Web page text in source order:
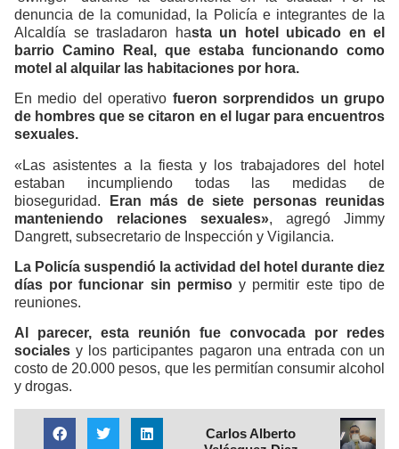
denuncia de la comunidad, la Policía e integrantes de la
Alcaldía se trasladaron hasta un hotel ubicado en el
barrio Camino Real, que estaba funcionando como
motel al alquilar las habitaciones por hora.
En medio del operativo fueron sorprendidos un grupo
de hombres que se citaron en el lugar para encuentros
sexuales.
«Las asistentes a la fiesta y los trabajadores del hotel
estaban incumpliendo todas las medidas de
bioseguridad.
Eran más de siete personas reunidas
manteniendo relaciones sexuales», agregó Jimmy
Dangrett, subsecretario de Inspección y Vigilancia.
La Policía suspendió la actividad del hotel durante diez
días por funcionar sin permisoy permitir este tipo de
reuniones.
Al parecer, esta reunión fue convocada por redes
socialesy los participantes pagaron una entrada con un
costo de 20.000 pesos, que les permitían consumir alcohol
y drogas.
Carlos Alberto